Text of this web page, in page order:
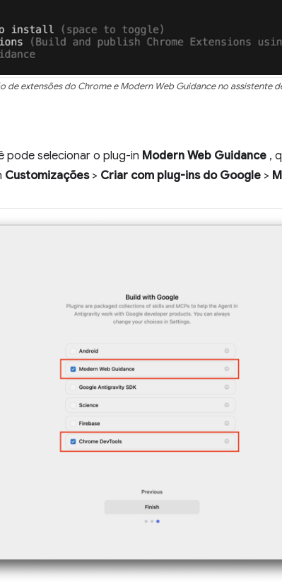
de extensões do Chrome e Modern Web Guidance no assistente
pode selecionar o plug-in Modern Web Guidance ,
Customizações> Criar com plug-ins do Google >